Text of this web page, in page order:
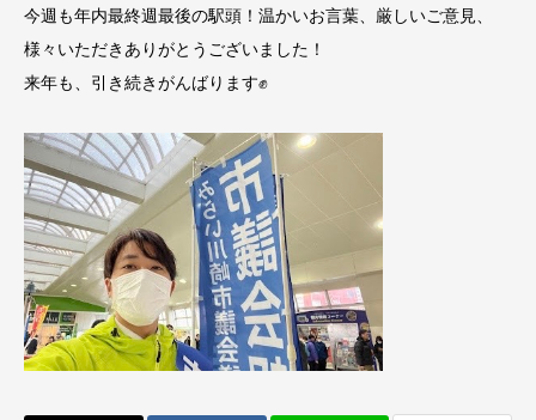
今週も年内最終週最後の駅頭！温かいお言葉、厳しいご意見、
様々いただきありがとうございました！
来年も、引き続きがんばります✊